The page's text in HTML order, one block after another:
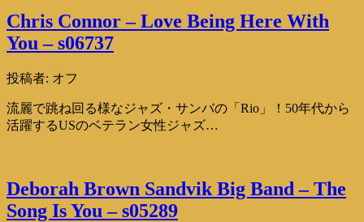
Chris Connor – Love Being Here With
You – s06737
投稿者: オフ
流麗で跳ね回る様なジャズ・サンバの「Rio」！50年代から
活躍するUSのベテラン女性ジャズ…
Deborah Brown Sandvik Big Band – The
Song Is You – s05289